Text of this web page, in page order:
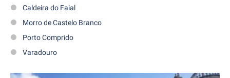
Caldeira do Faial
Morro de Castelo Branco
Porto Comprido
Varadouro